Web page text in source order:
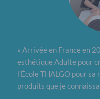
« Arrivée en France en
esthétique Adulte pour
l’École THALGO pour
produits que je